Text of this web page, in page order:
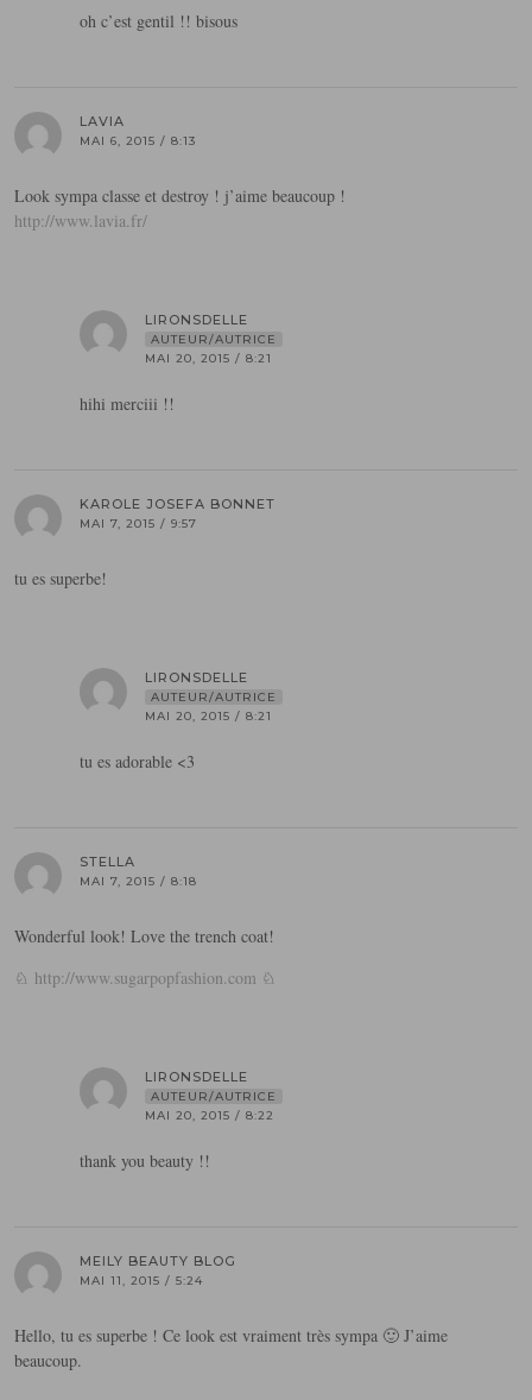
oh c’est gentil !! bisous
LAVIA
MAI 6, 2015 / 8:13
Look sympa classe et destroy ! j’aime beaucoup !
http://www.lavia.fr/
LIRONSDELLE
AUTEUR/AUTRICE
MAI 20, 2015 / 8:21
hihi merciii !!
KAROLE JOSEFA BONNET
MAI 7, 2015 / 9:57
tu es superbe!
LIRONSDELLE
AUTEUR/AUTRICE
MAI 20, 2015 / 8:21
tu es adorable <3
STELLA
MAI 7, 2015 / 8:18
Wonderful look! Love the trench coat!
♘ http://www.sugarpopfashion.com ♘
LIRONSDELLE
AUTEUR/AUTRICE
MAI 20, 2015 / 8:22
thank you beauty !!
MEILY BEAUTY BLOG
MAI 11, 2015 / 5:24
Hello, tu es superbe ! Ce look est vraiment très sympa 🙂 J’aime
beaucoup.